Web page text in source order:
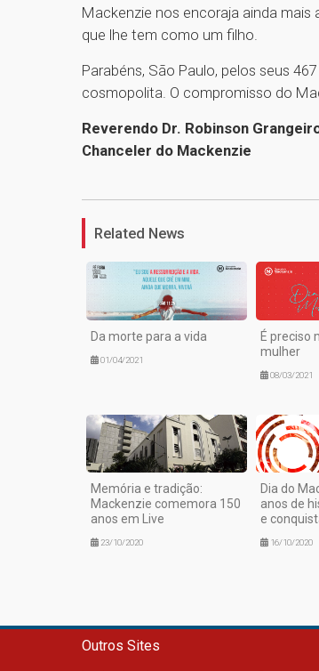
Mackenzie nos encoraja ainda
que lhe tem como um filho.
Parabéns, São Paulo, pelos seus
cosmopolita. O compromisso do
Reverendo Dr. Robinson
Chanceler do Mackenzie
Related News
Da morte para a vida
01/04/2021
É preciso
mulher
08/03/2021
Memória e tradição:
Mackenzie comemora 150
anos em Live
23/10/2020
Dia do
anos de
e
16/10/2020
Outros Sites